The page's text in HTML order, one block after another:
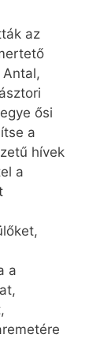
az
ősi
a
hívek
a
a